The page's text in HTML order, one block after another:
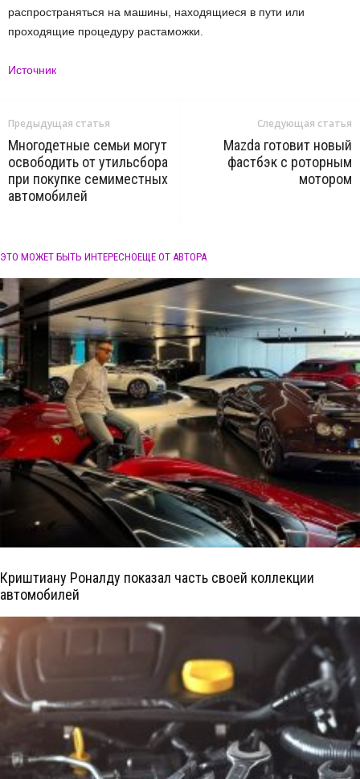
распространяться на машины, находящиеся в пути или
проходящие процедуру растаможки.
Источник
Предыдущая статья
Многодетные семьи могут
освободить от утильсбора
при покупке семиместных
автомобилей
Следующая статья
Mazda готовит новый
фастбэк с роторным
мотором
ЭТО МОЖЕТ БЫТЬ ИНТЕРЕСНОЕЩЕ ОТ АВТОРА
Криштиану Роналду показал часть своей коллекции
автомобилей